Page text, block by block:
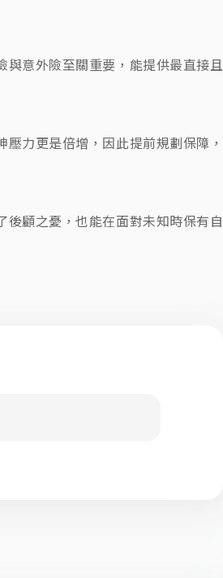
意外險至關重要，能提供最直接且
力更是倍增，因此提前規劃保障，
顧之憂，也能在面對未知時保有自